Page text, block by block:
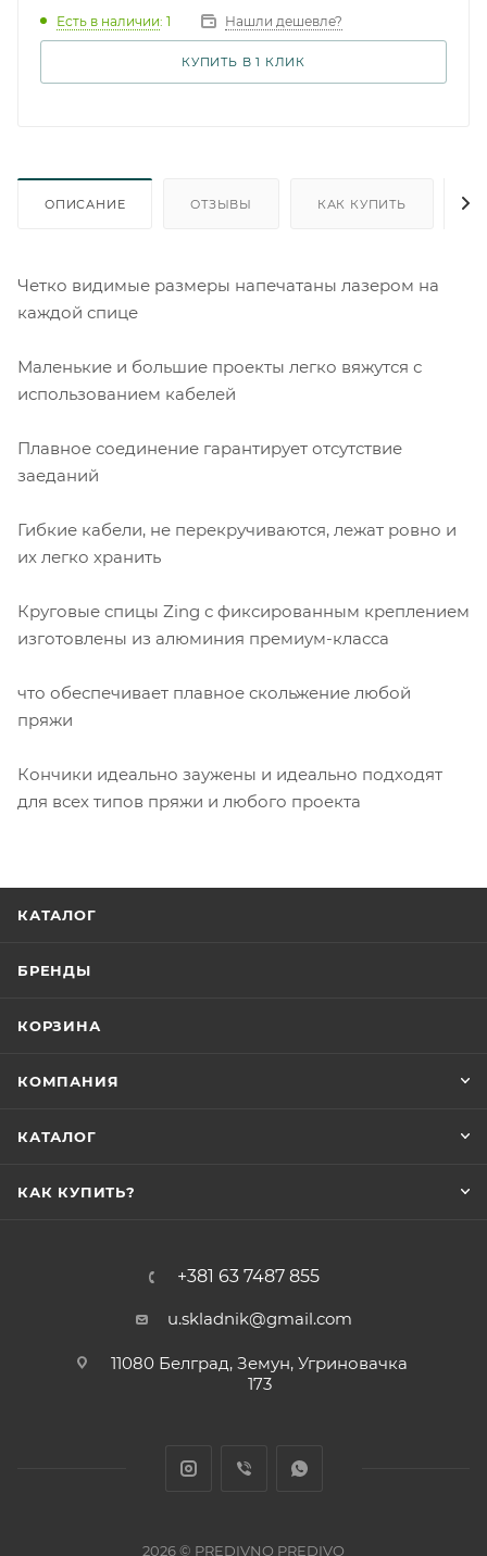
Есть в наличии: 1 Нашли дешевле?
КУПИТЬ В 1 КЛИК
ОПИСАНИЕ ОТЗЫВЫ КАК КУПИТЬ
Четко видимые размеры напечатаны лазером на
каждой спице
Маленькие и большие проекты легко вяжутся с
использованием кабелей
Плавное соединение гарантирует отсутствие
заеданий
Гибкие кабели, не перекручиваются, лежат ровно и
их легко хранить
Круговые спицы Zing с фиксированным креплением
изготовлены из алюминия премиум-класса
что обеспечивает плавное скольжение любой
пряжи
Кончики идеально заужены и идеально подходят
для всех типов пряжи и любого проекта
КАТАЛОГ
БРЕНДЫ
КОРЗИНА
КОМПАНИЯ
КАТАЛОГ
КАК КУПИТЬ?
+381 63 7487 855
u.skladnik@gmail.com
11080 Белград, Земун, Угриновачка
173
2026 © PREDIVNO PREDIVO